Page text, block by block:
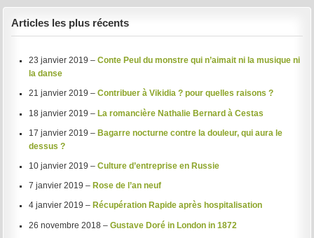
Articles les plus récents
23 janvier 2019 – Conte Peul du monstre qui n’aimait ni la musique ni
la danse
21 janvier 2019 – Contribuer à Vikidia ? pour quelles raisons ?
18 janvier 2019 – La romancière Nathalie Bernard à Cestas
17 janvier 2019 – Bagarre nocturne contre la douleur, qui aura le
dessus ?
10 janvier 2019 – Culture d’entreprise en Russie
7 janvier 2019 – Rose de l’an neuf
4 janvier 2019 – Récupération Rapide après hospitalisation
26 novembre 2018 – Gustave Doré in London in 1872